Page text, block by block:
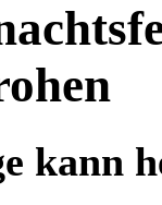
kann